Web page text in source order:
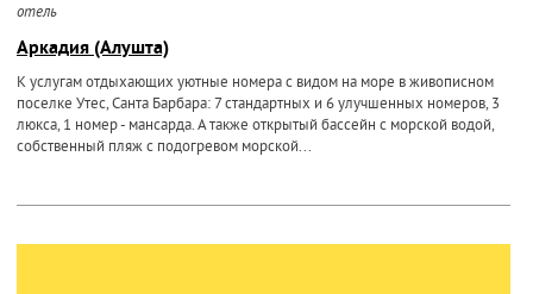
отель
Аркадия (Алушта)
К услугам отдыхающих уютные номера с видом на море в живописном
поселке Утес, Санта Барбара: 7 стандартных и 6 улучшенных номеров, 3
люкса, 1 номер - мансарда. А также открытый бассейн с морской водой,
собственный пляж с подогревом морской...